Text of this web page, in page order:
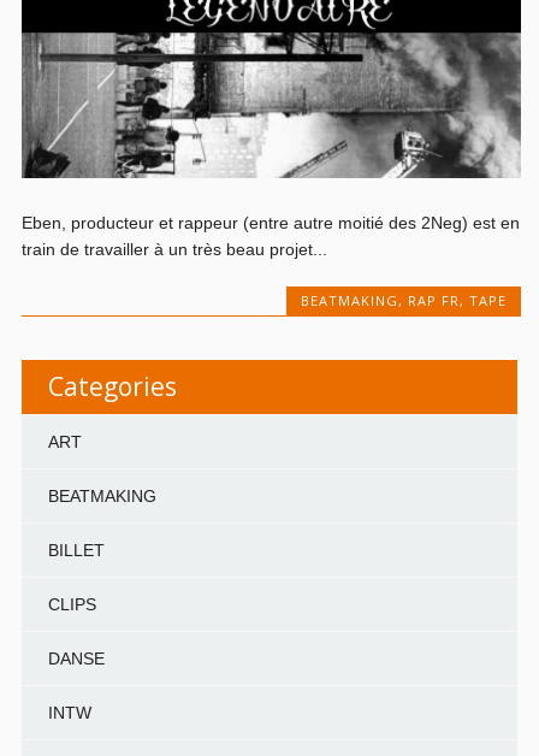
Eben, producteur et rappeur (entre autre moitié des 2Neg) est en
train de travailler à un très beau projet...
BEATMAKING, RAP FR, TAPE
Categories
ART
BEATMAKING
BILLET
CLIPS
DANSE
INTW